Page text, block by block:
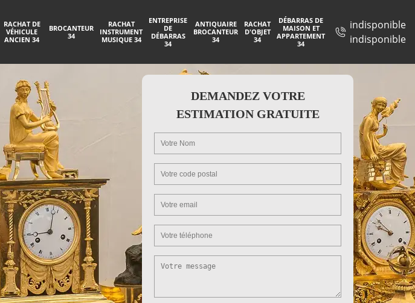
RACHAT DE
VÉHICULE
ANCIEN 34
BROCANTEUR
34
RACHAT
INSTRUMENT
MUSIQUE 34
ENTREPRISE
DE
DÉBARRAS
34
ANTIQUAIRE
BROCANTEUR
34
RACHAT
D'OBJET
34
DÉBARRAS DE
MAISON ET
APPARTEMENT
34
indisponible
indisponible
DEMANDEZ VOTRE
ESTIMATION GRATUITE